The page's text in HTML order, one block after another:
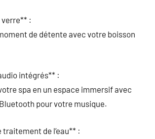
:
de détente avec votre boisson
intégrés** :
spa en un espace immersif avec
pour votre musique.
de l’eau** :